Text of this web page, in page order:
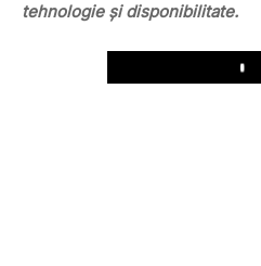
tehnologie și disponibilitate.